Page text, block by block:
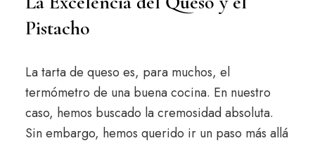
Pistacho
La tarta de queso es, para muchos, el
termómetro de una buena cocina. En nuestro
caso, hemos buscado la cremosidad absoluta.
Sin embargo, hemos querido ir un paso más allá